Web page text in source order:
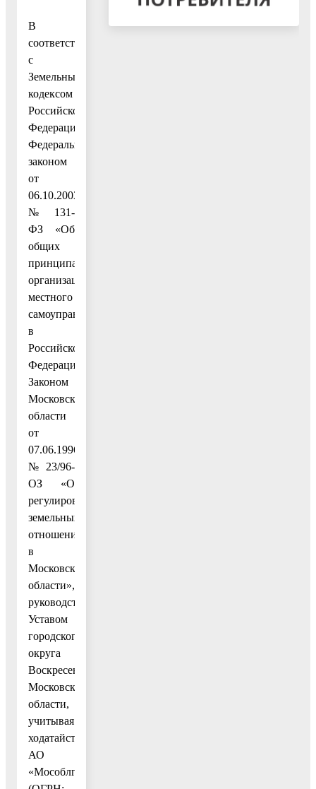
В
соответствии
с
Земельным
кодексом
Российской
Федерации,
Федеральным
законом
от
06.10.2003
№ 131-
ФЗ «Об
общих
принципах
организации
местного
самоуправления
в
Российской
Федерации»,
Законом
Московской
области
от
07.06.1996
№ 23/96-
ОЗ «О
регулировании
земельных
отношений
в
Московской
области»,
руководствуясь
Уставом
городского
округа
Воскресенск
Московской
области,
учитывая
ходатайство
АО
«Мособлгаз»